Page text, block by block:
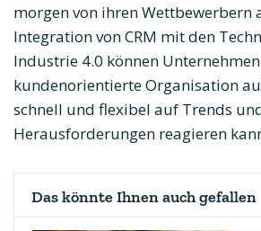
morgen von ihren Wettbewerbern
Integration von CRM mit den
Industrie 4.0 können
kundenorientierte Organisation
schnell und flexibel auf Trends
Herausforderungen reagieren
Das könnte Ihnen auch gefallen